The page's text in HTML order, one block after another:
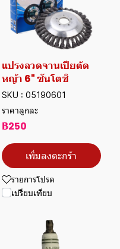
แปรงลวดจานเปียตัด
หญ้า 6" ซันโตชิ
SKU : 05190601
ราคาลูกละ
฿250
เพิ่มลงตะกร้า
รายการโปรด
เปรียบเทียบ